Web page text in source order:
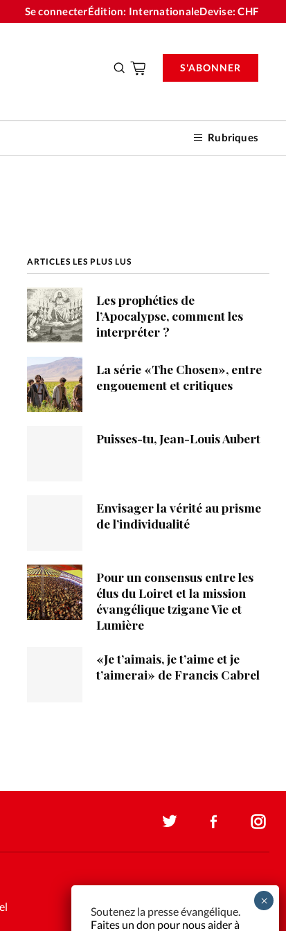
Se connecterÉdition: InternationaleDevise:CHF
Rubriques
S'ABONNER
d'adresse
ARTICLES LES PLUS LUS
Les prophéties de
l’Apocalypse, comment les
interpréter ?
La série «The Chosen», entre
engouement et critiques
Puisses-tu, Jean-Louis Aubert
Envisager la vérité au prisme
de l’individualité
Pour un consensus entre les
élus du Loiret et la mission
évangélique tzigane Vie et
Lumière
«Je t’aimais, je t’aime et je
t’aimerai» de Francis Cabrel
Soutenez la presse évangélique.
Faites un don pour nous aider à